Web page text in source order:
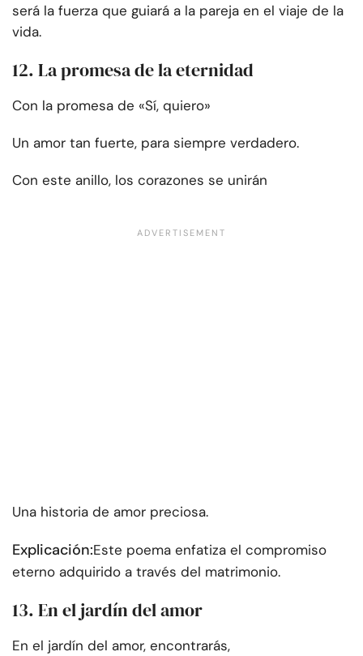
será la fuerza que guiará a la pareja en el viaje de la
vida.
12. La promesa de la eternidad
Con la promesa de «Sí, quiero»
Un amor tan fuerte, para siempre verdadero.
Con este anillo, los corazones se unirán
Una historia de amor preciosa.
Explicación:Este poema enfatiza el compromiso
eterno adquirido a través del matrimonio.
13. En el jardín del amor
En el jardín del amor, encontrarás,